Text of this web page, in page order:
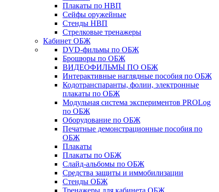
Плакаты по НВП
Сейфы оружейные
Стенды НВП
Стрелковые тренажеры
Кабинет ОБЖ
DVD-фильмы по ОБЖ
Брошюры по ОБЖ
ВИДЕОФИЛЬМЫ ПО ОБЖ
Интерактивные наглядные пособия по ОБЖ
Кодотранспаранты, фолии, электронные
плакаты по ОБЖ
Модульная система экспериментов PROLog
по ОБЖ
Оборудование по ОБЖ
Печатные демонстрационные пособия по
ОБЖ
Плакаты
Плакаты по ОБЖ
Слайд-альбомы по ОБЖ
Средства защиты и иммобилизации
Стенды ОБЖ
Тренажеры для кабинета ОБЖ